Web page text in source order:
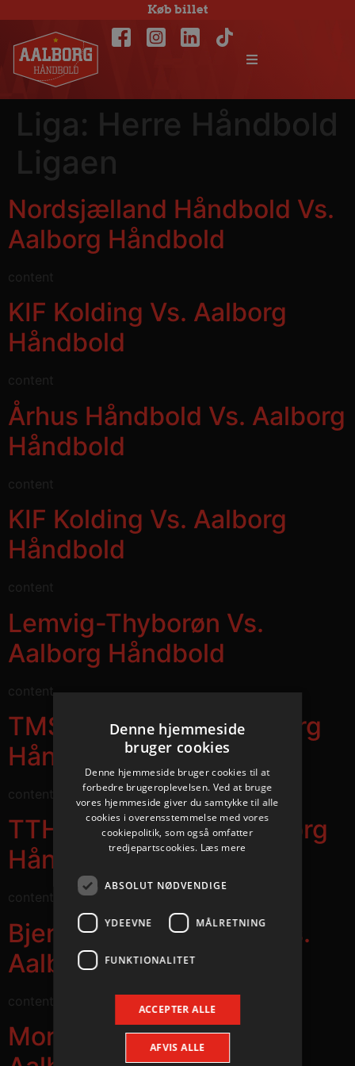
Køb billet
Liga: Herre Håndbold
Ligaen
Nordsjælland Håndbold Vs.
Aalborg Håndbold
content
KIF Kolding Vs. Aalborg
Håndbold
content
Århus Håndbold Vs. Aalborg
Håndbold
content
KIF Kolding Vs. Aalborg
Håndbold
content
Lemvig-Thyborøn Vs.
Aalborg Håndbold
content
TMS Ringsted Vs. Aalborg
Håndbold
content
TTH Holstebro Vs. Aalborg
Håndbold
content
Bjerringbro-Silkeborg Vs.
Aalborg Håndbold
content
Mors-Thy Håndbold Vs.
Denne hjemmeside
bruger cookies
Denne hjemmeside bruger cookies til at
forbedre brugeroplevelsen. Ved at bruge
vores hjemmeside giver du samtykke til alle
cookies i overensstemmelse med vores
cookiepolitik, som også omfatter
tredjepartscookies. Læs mere
ABSOLUT NØDVENDIGE
YDEEVNE MÅLRETNING
FUNKTIONALITET
ACCEPTER ALLE
AFVIS ALLE